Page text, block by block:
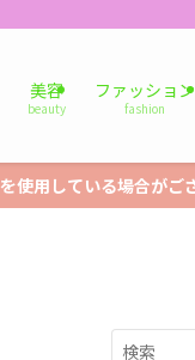
美容
beauty
ファッション
fashion